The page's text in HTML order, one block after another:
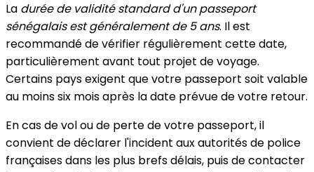
La durée de validité standard d'un passeport
sénégalais est généralement de 5 ans. Il est
recommandé de vérifier régulièrement cette date,
particulièrement avant tout projet de voyage.
Certains pays exigent que votre passeport soit valable
au moins six mois après la date prévue de votre retour.
En cas de vol ou de perte de votre passeport, il
convient de déclarer l'incident aux autorités de police
françaises dans les plus brefs délais, puis de contacter